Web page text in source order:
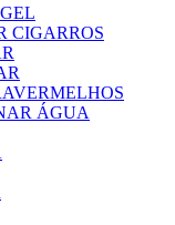
CIGARROS
ÁGUA